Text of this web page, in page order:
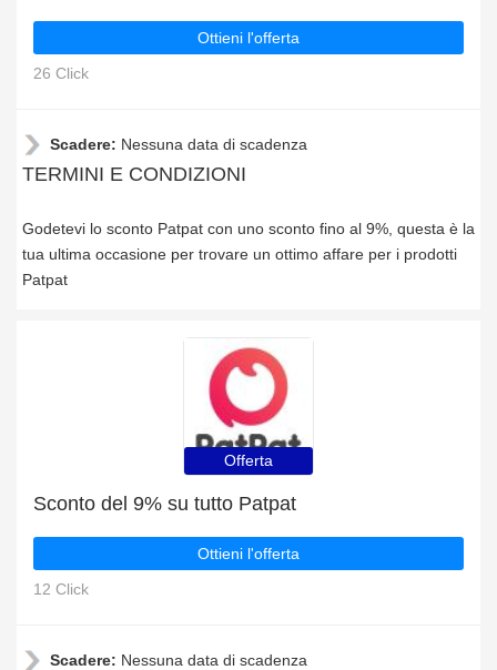
Ottieni l'offerta
26 Click
Scadere: Nessuna data di scadenza
TERMINI E CONDIZIONI
Godetevi lo sconto Patpat con uno sconto fino al 9%, questa è la
tua ultima occasione per trovare un ottimo affare per i prodotti
Patpat
Offerta
Sconto del 9% su tutto Patpat
Ottieni l'offerta
12 Click
Scadere: Nessuna data di scadenza